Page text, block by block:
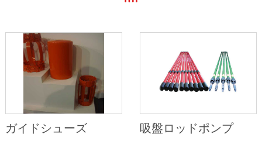
ガイドシューズ 吸盤ロッドポンプ